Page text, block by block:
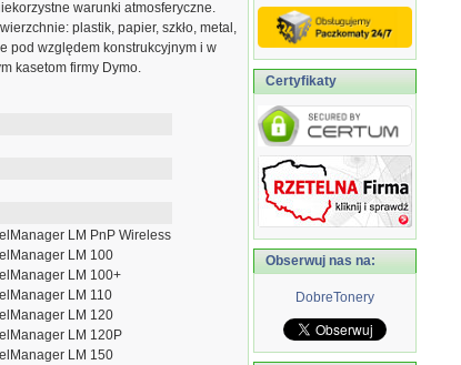
warunki atmosferyczne.
plastik, papier, szkło, metal,
pod względem konstrukcyjnym i w
kasetom firmy Dymo.
LM PnP Wireless
LM 100
LM 100+
LM 110
LM 120
LM 120P
LM 150
Certyfikaty
Obserwuj nas na:
DobreTonery